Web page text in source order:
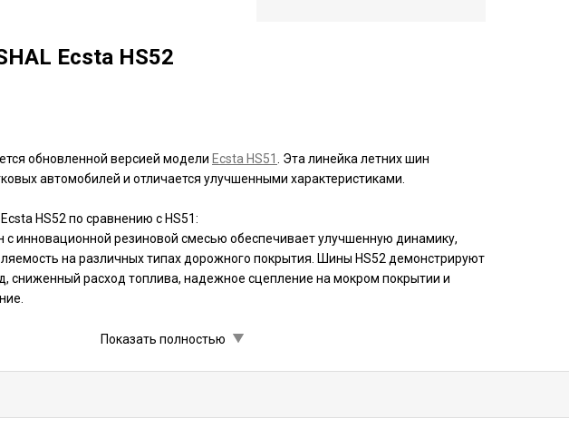
Ecsta HS52
обновленной версией модели Ecsta HS51
. Эта линейка летних шин
автомобилей и отличается улучшенными характеристиками.
HS52 по сравнению с HS51:
инновационной резиновой смесью обеспечивает улучшенную динамику,
на различных типах дорожного покрытия. Шины HS52 демонстрируют
сниженный расход топлива, надежное сцепление на мокром покрытии и
шины Kumho Ecsta HS52 в нашем интернет-магазине Buywheel.ru. Для
Показать полностью